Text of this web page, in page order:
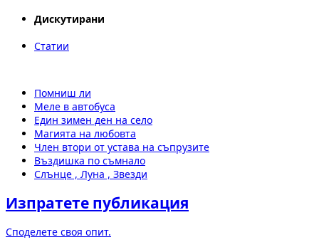
Дискутирани
Статии
Помниш ли
Меле в автобуса
Един зимен ден на село
Магията на любовта
Член втори от устава на съпрузите
Въздишка по съмнало
Слънце , Луна , Звезди
Изпратете публикация
Споделете своя опит.